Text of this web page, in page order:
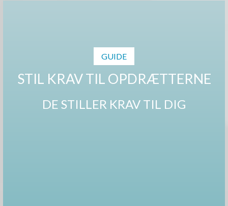
GUIDE
STIL KRAV TIL OPDRÆTTERNE
DE STILLER KRAV TIL DIG